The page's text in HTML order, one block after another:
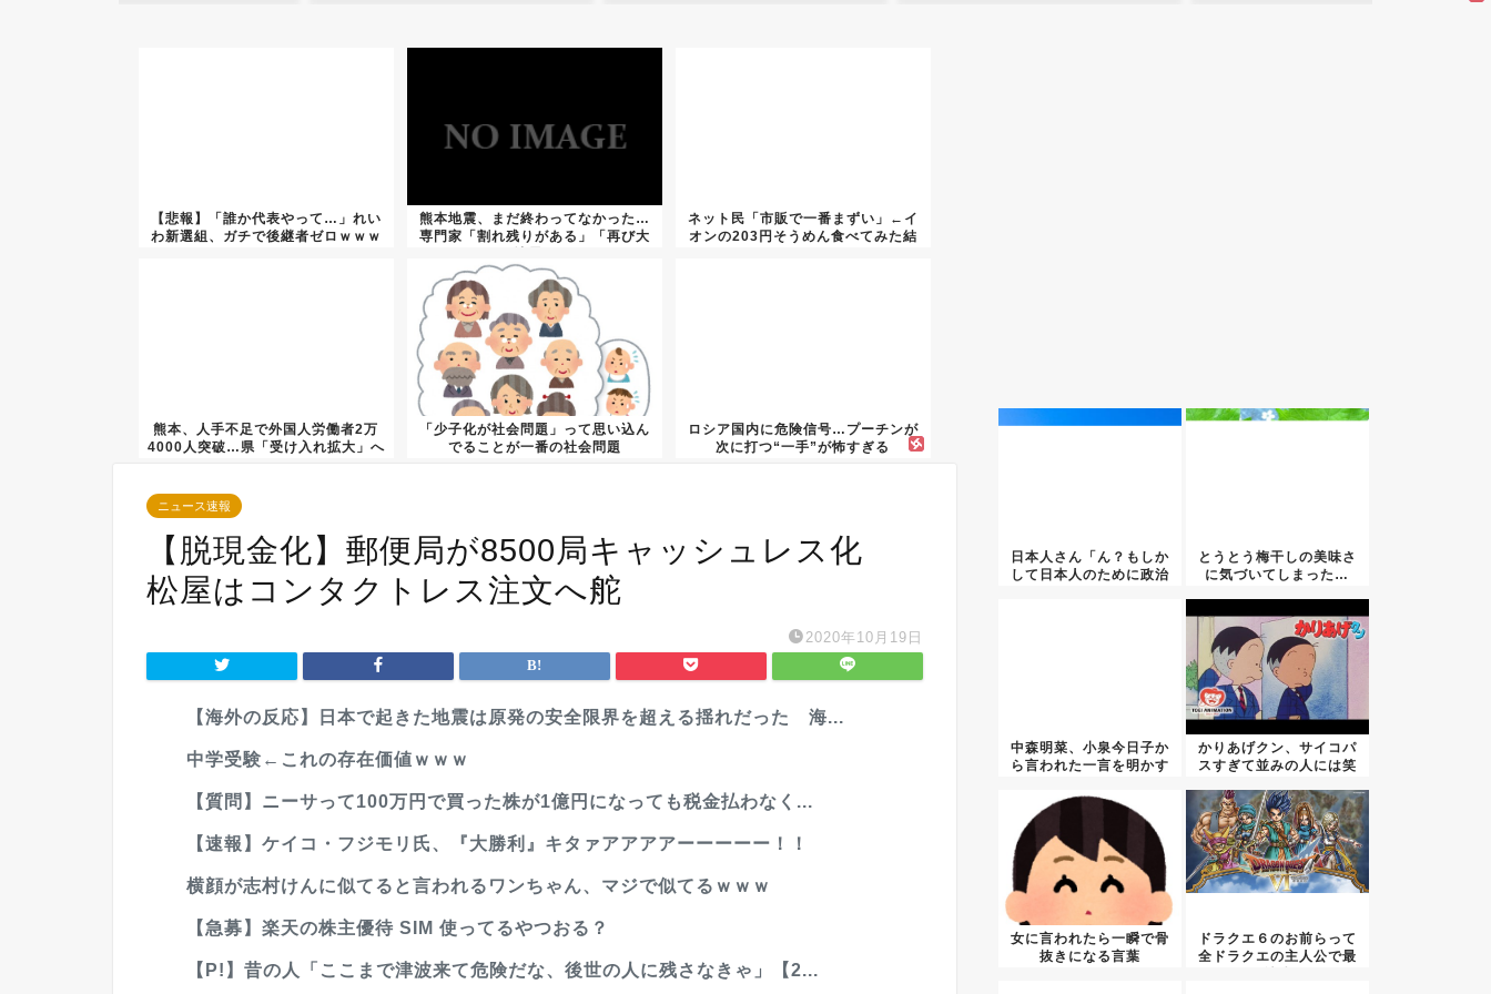
【悲報】「誰か代表やって…」れい
わ新選組、ガチで後継者ゼロｗｗｗ
熊本地震、まだ終わってなかった…
専門家「割れ残りがある」「再び大
ネット民「市販で一番まずい」←イ
オンの203円そうめん食べてみた結
熊本、人手不足で外国人労働者2万
4000人突破…県「受け入れ拡大」へ
「少子化が社会問題」って思い込ん
でることが一番の社会問題
ロシア国内に危険信号…プーチンが
次に打つ“一手”が怖すぎる
ニュース速報
【脱現金化】郵便局が8500局キャッシュレス化
松屋はコンタクトレス注文へ舵
2020年10月19日
【海外の反応】日本で起きた地震は原発の安全限界を超える揺れだった 海...
中学受験←これの存在価値ｗｗｗ
【質問】ニーサって100万円で買った株が1億円になっても税金払わなく...
【速報】ケイコ・フジモリ氏、『大勝利』キタァアアアアーーーーー！！
横顔が志村けんに似てると言われるワンちゃん、マジで似てるｗｗｗ
【急募】楽天の株主優待 SIM 使ってるやつおる？
【P!】昔の人「ここまで津波来て危険だな、後世の人に残さなきゃ」【2...
日本人さん「ん？もしか
して日本人のために政治
とうとう梅干しの美味さ
に気づいてしまった…
中森明菜、小泉今日子か
ら言われた一言を明かす
かりあげクン、サイコパ
スすぎて並みの人には笑
女に言われたら一瞬で骨
抜きになる言葉
ドラクエ６のお前らって
全ドラクエの主人公で最